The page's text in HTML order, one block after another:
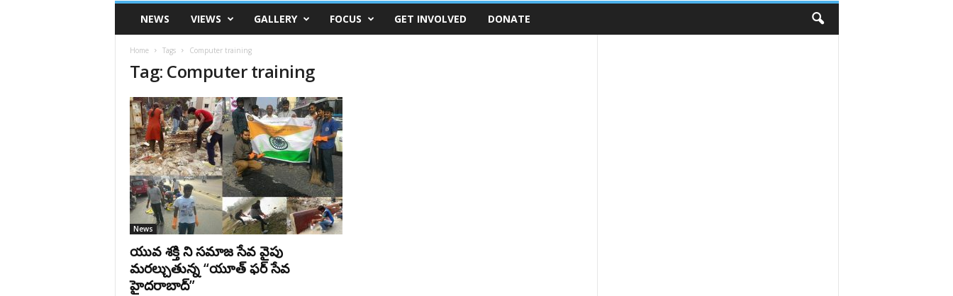
VSK
TelanganaNEWS VIEWS GALLERY FOCUS GET INVOLVED DONATE
Home Tags Computer training
Tag: Computer training
News
యువ శక్తి ని సమాజ సేవ వైపు
మరల్చుతున్న “యూత్ ఫర్ సేవ
హైదరాబాద్”